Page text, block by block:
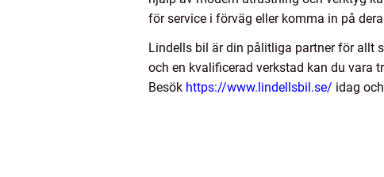
för service i förväg eller komma in på
Lindells bil är din pålitliga partner för allt
och en kvalificerad verkstad kan du vara
Besök https://www.lindellsbil.se/ idag